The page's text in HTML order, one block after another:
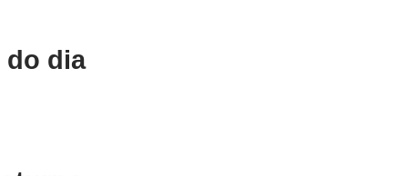
do dia